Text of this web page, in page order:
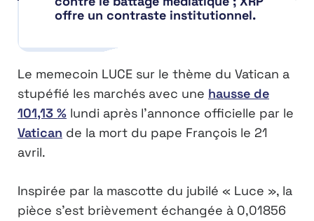
offre un contraste institutionnel.
Le memecoin LUCE sur le thème du Vatican a
stupéfié les marchés avec une hausse de
101,13 % lundi après l’annonce officielle par le
Vatican de la mort du pape François le 21
avril.
Inspirée par la mascotte du jubilé « Luce », la
pièce s’est brièvement échangée à 0,01856